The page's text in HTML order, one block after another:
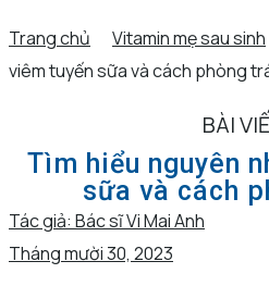
Trang chủ Vitamin mẹ sau sinh
viêm tuyến sữa và cách phòng
BÀI
Tìm hiểu nguyên
sữa và cách
Tác giả: Bác sĩ Vi Mai Anh
Tháng mười 30, 2023